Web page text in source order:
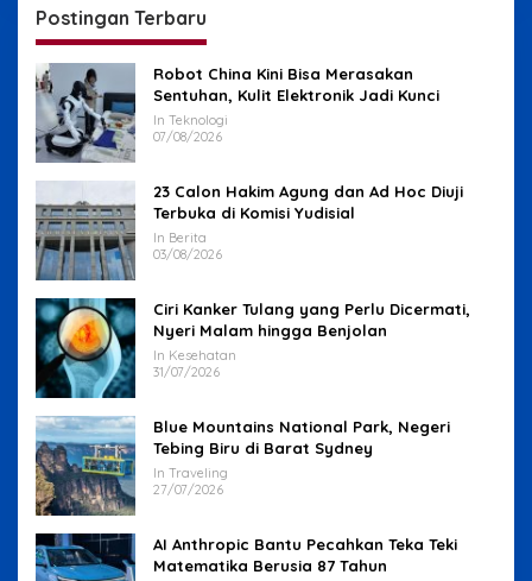
Postingan Terbaru
Robot China Kini Bisa Merasakan
Sentuhan, Kulit Elektronik Jadi Kunci
In Teknologi
07/08/2026
23 Calon Hakim Agung dan Ad Hoc Diuji
Terbuka di Komisi Yudisial
In Berita
03/08/2026
Ciri Kanker Tulang yang Perlu Dicermati,
Nyeri Malam hingga Benjolan
In Kesehatan
31/07/2026
Blue Mountains National Park, Negeri
Tebing Biru di Barat Sydney
In Traveling
27/07/2026
AI Anthropic Bantu Pecahkan Teka Teki
Matematika Berusia 87 Tahun